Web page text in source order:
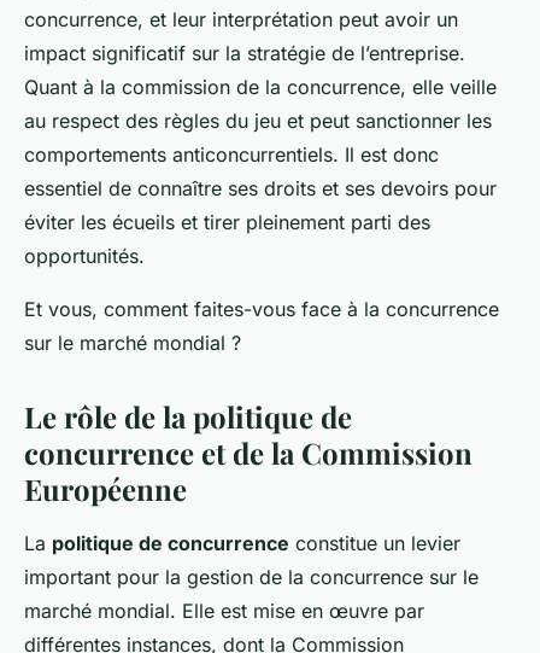
concurrence, et leur interprétation peut avoir un
impact significatif sur la stratégie de l’entreprise.
Quant à la commission de la concurrence, elle veille
au respect des règles du jeu et peut sanctionner les
comportements anticoncurrentiels. Il est donc
essentiel de connaître ses droits et ses devoirs pour
éviter les écueils et tirer pleinement parti des
opportunités.
Et vous, comment faites-vous face à la concurrence
sur le marché mondial ?
Le rôle de la politique de
concurrence et de la Commission
Européenne
La politique de concurrence constitue un levier
important pour la gestion de la concurrence sur le
marché mondial. Elle est mise en œuvre par
différentes instances, dont la Commission